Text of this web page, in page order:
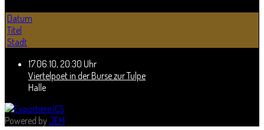
Datum
Titel
Stadt
17.06.10, 20:30 Uhr
Viertelpoet in der Burse zur Tulpe
Halle
Powered by JEM